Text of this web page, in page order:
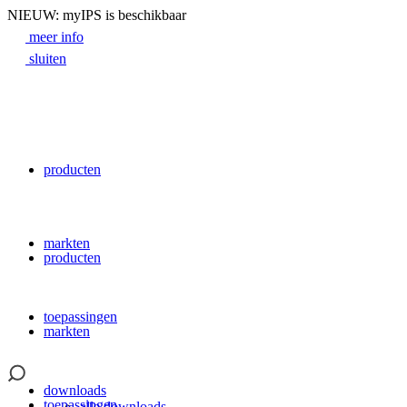
NIEUW: myIPS is beschikbaar
meer info
sluiten
producten
markten
toepassingen
downloads
producten
markten